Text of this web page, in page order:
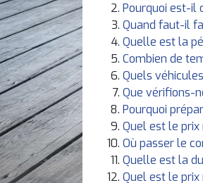
Pourquoi est-il
Quand faut-il
Quelle est la
Combien de
Quels
Que vérifions-
Pourquoi
Quel est le prix
Où passer le
Quelle est la
Quel est le prix